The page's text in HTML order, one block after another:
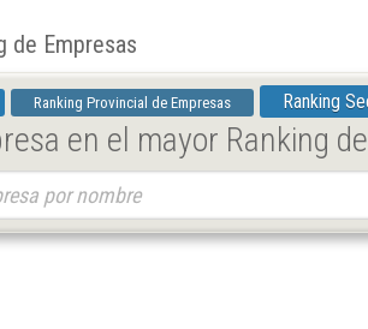
de Empresas
Ranking Provincial de Empresas Ranking
en el mayor Ranking